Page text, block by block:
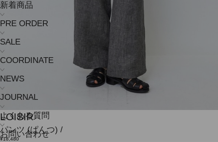
新着商品
PRE ORDER
SALE
COORDINATE
NEWS
JOURNAL
よくある質問
お問い合わせ
LOISIR
パンツ(ぱんつ) /
¥18,480